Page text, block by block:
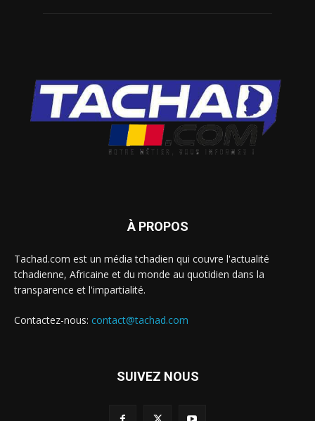
À PROPOS
Tachad.com est un média tchadien qui couvre l'actualité
tchadienne, Africaine et du monde au quotidien dans la
transparence et l'impartialité.
Contactez-nous: contact@tachad.com
SUIVEZ NOUS